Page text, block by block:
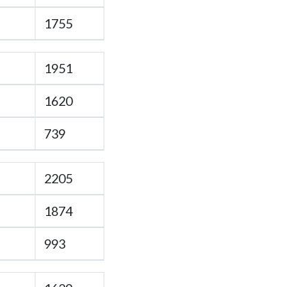
1755
1951
1620
739
2205
1874
993